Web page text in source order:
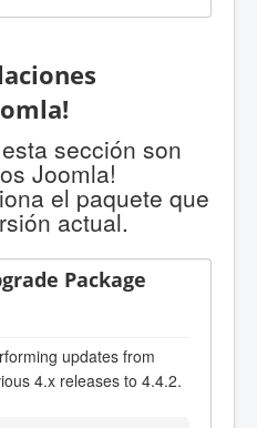
sección son
Joomla!
el paquete que
actual.
Package
updates from
4.x releases to 4.4.2.